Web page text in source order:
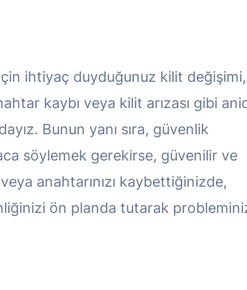
ihtiyaç duyduğunuz kilit değişimi,
kaybı veya kilit arızası gibi
Bunun yanı sıra, güvenlik
söylemek gerekirse, güvenilir ve
anahtarınızı kaybettiğinizde,
ön planda tutarak